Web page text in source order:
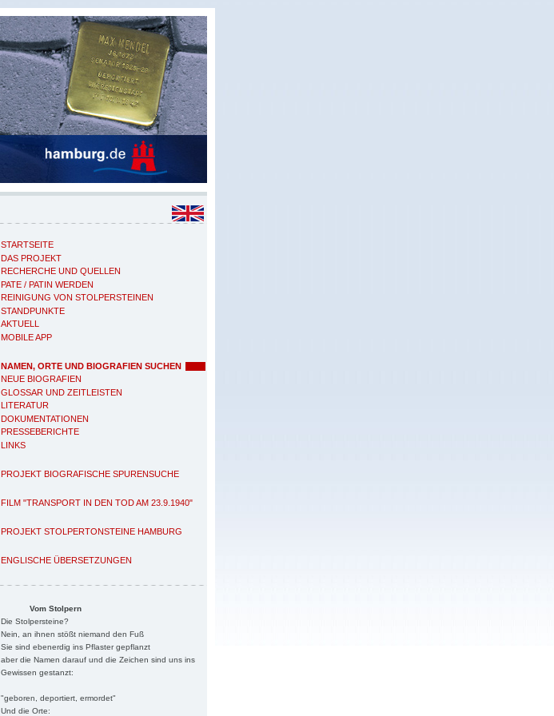
STARTSEITE
DAS PROJEKT
RECHERCHE UND QUELLEN
PATE / PATIN WERDEN
REINIGUNG VON STOLPERSTEINEN
STANDPUNKTE
AKTUELL
MOBILE APP
NAMEN, ORTE UND BIOGRAFIEN SUCHEN
NEUE BIOGRAFIEN
GLOSSAR UND ZEITLEISTEN
LITERATUR
DOKUMENTATIONEN
PRESSEBERICHTE
LINKS
PROJEKT BIOGRAFISCHE SPURENSUCHE
FILM "TRANSPORT IN DEN TOD AM 23.9.1940"
PROJEKT STOLPERTONSTEINE HAMBURG
ENGLISCHE ÜBERSETZUNGEN
Vom Stolpern
Die Stolpersteine?
Nein, an ihnen stößt niemand den Fuß
Sie sind ebenerdig ins Pflaster gepflanzt
aber die Namen darauf und die Zeichen sind uns ins
Gewissen gestanzt:
"geboren, deportiert, ermordet"
Und die Orte: